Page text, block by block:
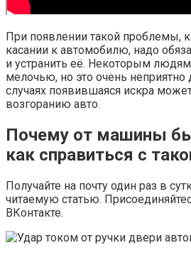
При появлении такой проблемы,
касании к автомобилю, надо
и устранить её. Некоторым
мелочью, но это очень неприятно
случаях появившаяся искра
возгоранию авто.
Почему от машины
как справиться с
Получайте на почту один раз в
читаемую статью.
ВКонтакте.